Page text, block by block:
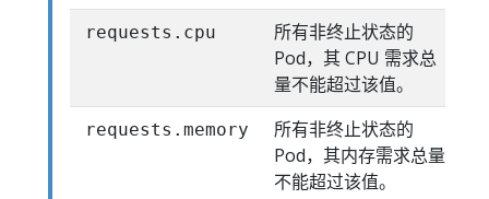
requests.cpu
所有非终止状态的
Pod，其 CPU 需求总
量不能超过该值。
requests.memory
所有非终止状态的
Pod，其内存需求总量
不能超过该值。